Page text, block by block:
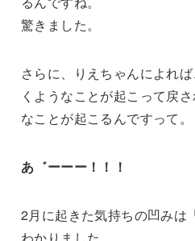
驚きました。
さらに、りえちゃんによれ
くようなことが起こって戻
なことが起こるんですって。
あ゛ーーー！！！
2月に起きた気持ちの凹みは